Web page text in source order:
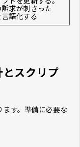
訴求が刺さった
語化する
スクリプ
す。準備に必要な